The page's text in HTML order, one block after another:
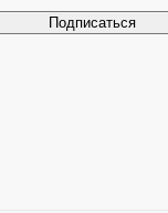
Подписаться